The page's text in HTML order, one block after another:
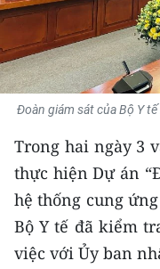
MÔI TRƯỜNG
BẠN ĐỌC
KIỂM CHỨNG
TRI THỨC CHUYÊN
54 DÂN TỘC VIỆT
CHƯƠNG TRÌNH
MỘT SẢN PHẨM
Đoàn giám sát của Bộ Y
Trong hai ngày 3
thực hiện Dự án
hệ thống cung ứng
Bộ Y tế đã kiểm
việc với Ủy ban